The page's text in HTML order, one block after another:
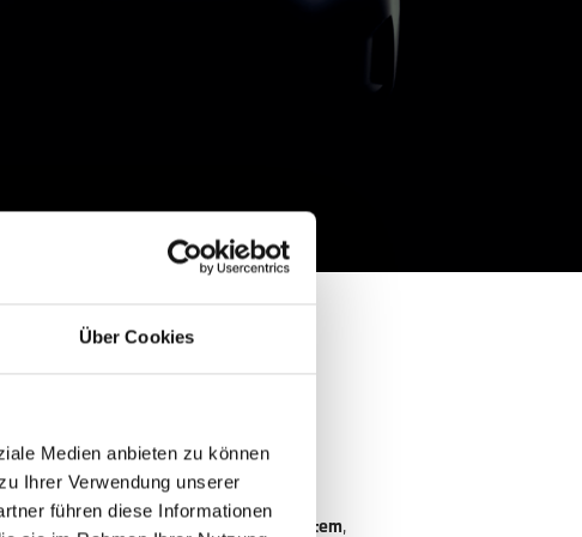
Über Cookies
Medien anbieten zu können
Ihrer Verwendung unserer
führen diese Informationen
Perspektive.
Anzeige- und Bediensystem,